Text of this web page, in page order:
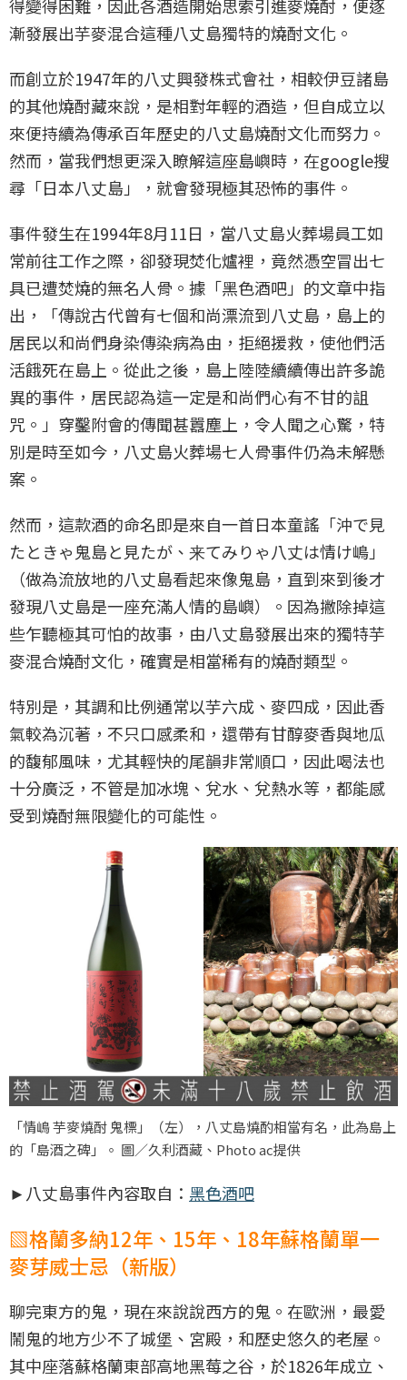
得變得困難，因此各酒造開始思索引進麥燒酎，便逐
漸發展出芋麥混合這種八丈島獨特的燒酎文化。
而創立於1947年的八丈興發株式會社，相較伊豆諸島
的其他燒酎藏來說，是相對年輕的酒造，但自成立以
來便持續為傳承百年歷史的八丈島燒酎文化而努力。
然而，當我們想更深入瞭解這座島嶼時，在google搜
尋「日本八丈島」，就會發現極其恐怖的事件。
事件發生在1994年8月11日，當八丈島火葬場員工如
常前往工作之際，卻發現焚化爐裡，竟然憑空冒出七
具已遭焚燒的無名人骨。據「黑色酒吧」的文章中指
出，「傳說古代曾有七個和尚漂流到八丈島，島上的
居民以和尚們身染傳染病為由，拒絕援救，使他們活
活餓死在島上。從此之後，島上陸陸續續傳出許多詭
異的事件，居民認為這一定是和尚們心有不甘的詛
咒。」穿鑿附會的傳聞甚囂塵上，令人聞之心驚，特
別是時至如今，八丈島火葬場七人骨事件仍為未解懸
案。
然而，這款酒的命名即是來自一首日本童謠「沖で見
たときゃ鬼島と見たが、来てみりゃ八丈は情け嶋」
（做為流放地的八丈島看起來像鬼島，直到來到後才
發現八丈島是一座充滿人情的島嶼）。因為撇除掉這
些乍聽極其可怕的故事，由八丈島發展出來的獨特芋
麥混合燒酎文化，確實是相當稀有的燒酎類型。
特別是，其調和比例通常以芋六成、麥四成，因此香
氣較為沉著，不只口感柔和，還帶有甘醇麥香與地瓜
的馥郁風味，尤其輕快的尾韻非常順口，因此喝法也
十分廣泛，不管是加冰塊、兌水、兌熱水等，都能感
受到燒酎無限變化的可能性。
「情嶋 芋麥燒酎 鬼標」（左），八丈島燒酌相當有名，此為島上
的「島酒之碑」。 圖／久利酒藏、Photo ac提供
►八丈島事件內容取自： 黑色酒吧
▧格蘭多納12年、15年、18年蘇格蘭單一
麥芽威士忌（新版）
聊完東方的鬼，現在來說說西方的鬼。在歐洲，最愛
鬧鬼的地方少不了城堡、宮殿，和歷史悠久的老屋。
其中座落蘇格蘭東部高地黑莓之谷，於1826年成立、